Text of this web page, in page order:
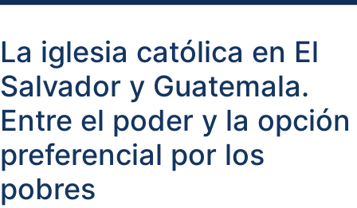
La iglesia católica en El
Salvador y Guatemala.
Entre el poder y la opción
preferencial por los
pobres